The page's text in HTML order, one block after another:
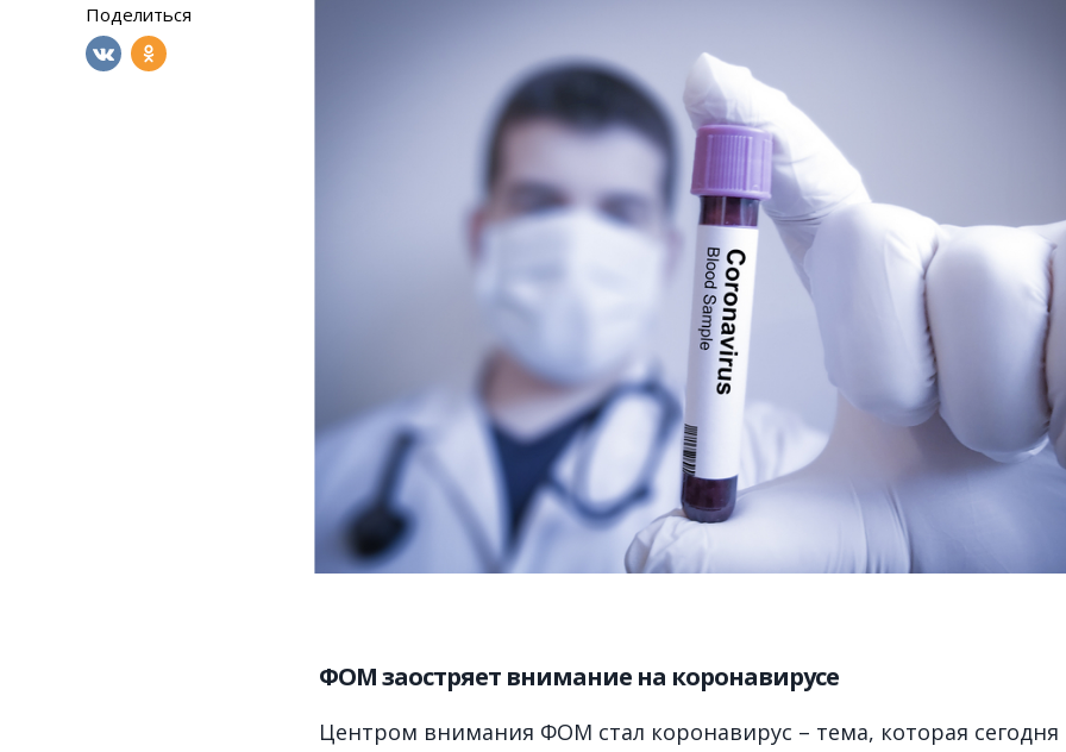
Поделиться
ФОМ заостряет внимание на коронавирусе
Центром внимания ФОМ стал коронавирус – тема, которая сегодня